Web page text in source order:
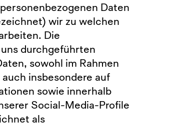
Daten
wir zu welchen
Die
durchgeführten
sowohl im Rahmen
insbesondere auf
sowie innerhalb
Social-Media-Profile
als